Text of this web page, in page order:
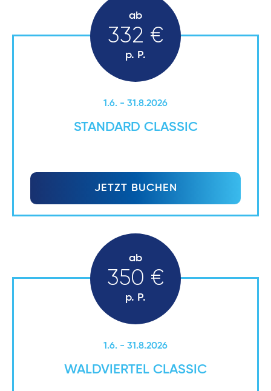
ab
332 €
p. P.
1.6. - 31.8.2026
STANDARD CLASSIC
JETZT BUCHEN
ab
350 €
p. P.
1.6. - 31.8.2026
WALDVIERTEL CLASSIC